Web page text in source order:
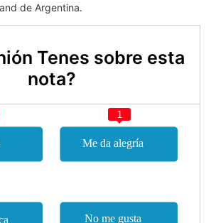
de Argentina.
Tenes sobre esta
nota?
1